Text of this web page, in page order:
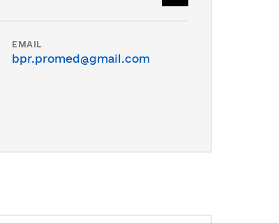
EMAIL
bpr.promed@gmail.com